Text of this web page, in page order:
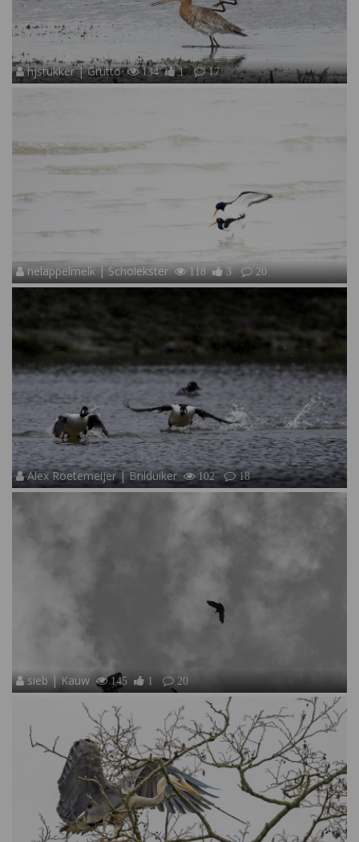
hjstukker | Grutto 134 1 17
nelappelmelk | Scholekster 118 3 20
Alex Roetemeijer | Brilduiker 102 18
sieb | Kauw 145 1 20